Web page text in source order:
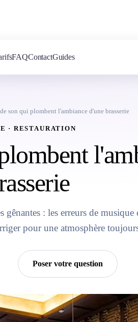
FAQContactGuides
son qui plombent l'ambiance d'une brasserie
· RESTAURATION
: les erreurs de musique
pour une atmosphère
Poser votre question